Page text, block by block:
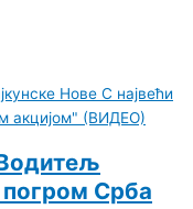
погром Срба